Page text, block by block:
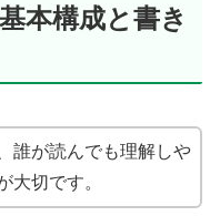
本構成と書き
誰が読んでも理解しや
大切です。